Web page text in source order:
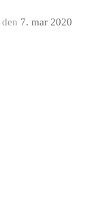
den 7. mar 2020